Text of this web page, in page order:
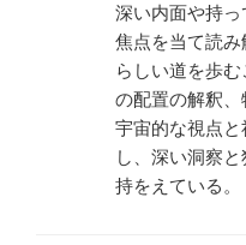
深い内面や持
焦点を当て読み
らしい道を歩
の配置の解釈、
宇宙的な視点
し、深い洞察
持をえている。